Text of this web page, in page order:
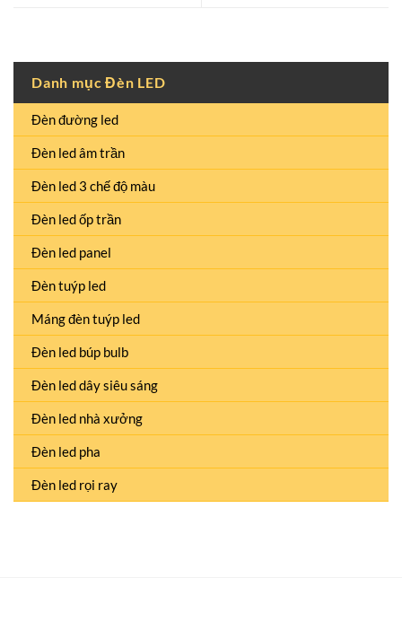
Danh mục Đèn LED
Đèn đường led
Đèn led âm trần
Đèn led 3 chế độ màu
Đèn led ốp trần
Đèn led panel
Đèn tuýp led
Máng đèn tuýp led
Đèn led búp bulb
Đèn led dây siêu sáng
Đèn led nhà xưởng
Đèn led pha
Đèn led rọi ray